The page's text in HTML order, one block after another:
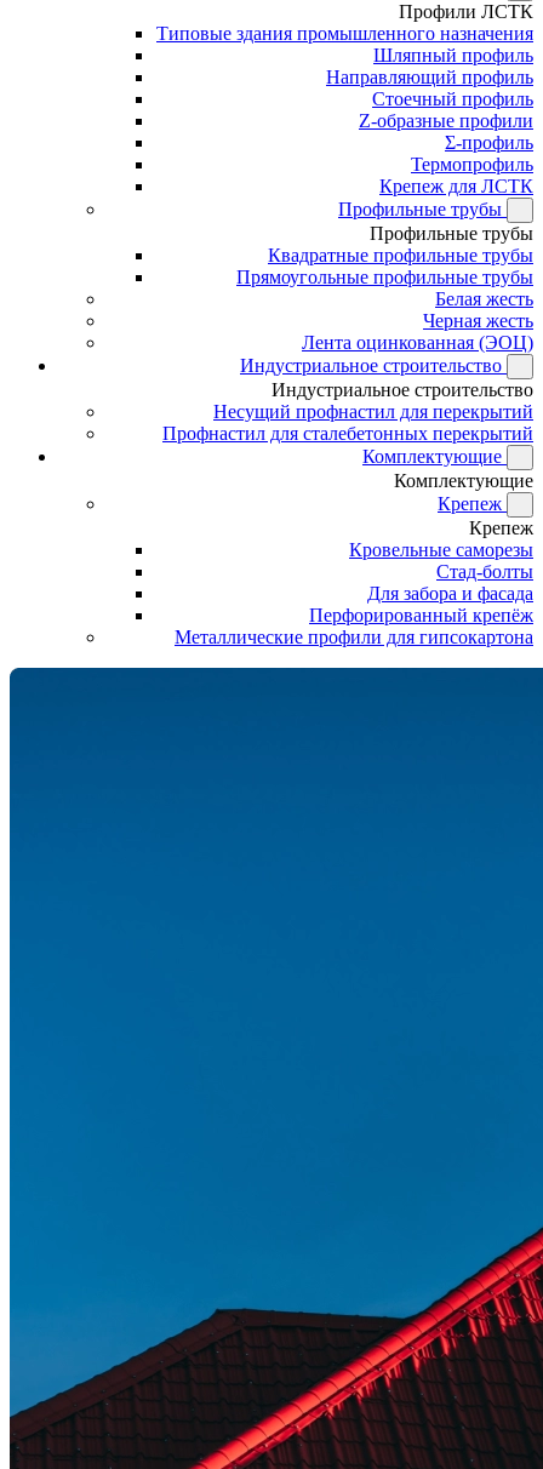
Профили ЛСТК
Типовые здания промышленного назначения
Шляпный профиль
Направляющий профиль
Стоечный профиль
Z-образные профили
Σ-профиль
Термопрофиль
Крепеж для ЛСТК
Профильные трубы
Профильные трубы
Квадратные профильные трубы
Прямоугольные профильные трубы
Белая жесть
Черная жесть
Лента оцинкованная (ЭОЦ)
Индустриальное строительство
Индустриальное строительство
Несущий профнастил для перекрытий
Профнастил для сталебетонных перекрытий
Комплектующие
Комплектующие
Крепеж
Крепеж
Кровельные саморезы
Стад-болты
Для забора и фасада
Перфорированный крепёж
Металлические профили для гипсокартона